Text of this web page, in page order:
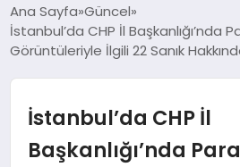
DÜNYA
Ana Sayfa Güncel
İstanbul’da CHP İl Başkanlığı’nda
Görüntüleriyle İlgili 22 Sanık
İstanbul’da CHP İl
Başkanlığı’nda